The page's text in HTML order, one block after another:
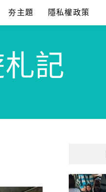
夯主題 隱私權政策
記